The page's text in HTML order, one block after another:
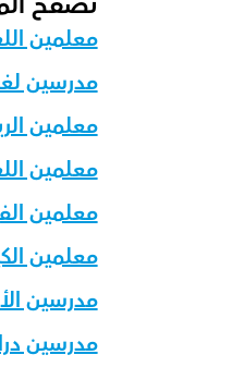
معلمين
مدرسين
معلمين
معلمين
معلمين
معلمين
مدرسين
مدرسين